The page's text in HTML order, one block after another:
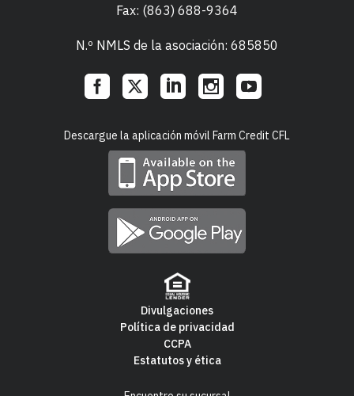
Fax: (863) 688-9364
N.º NMLS de la asociación: 685850
LinksDescargue la aplicación móvil Farm Credit CFL
Navigation
Divulgaciones
Política de privacidad
CCPA
Estatutos y ética